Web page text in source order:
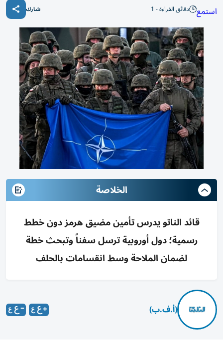
استمع دقائق القراءة - 1 شارك
الخلاصة
قائد الناتو يدرس تأمين مضيق هرمز دون خطط
رسمية؛ دول أوروبية ترسل سفناً وتبحث خطة
لضمان الملاحة وسط انقسامات بالحلف
(أ.ف.ب)